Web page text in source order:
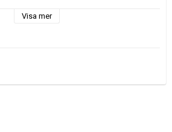
Visa mer